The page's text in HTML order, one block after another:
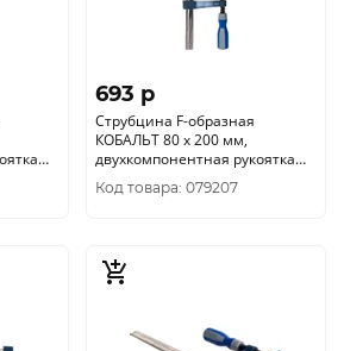
693 p
Струбцина F-образная
КОБАЛЬТ 80 х 200 мм,
двухкомпонентная рукоятка
244-551
Код товара: 079207